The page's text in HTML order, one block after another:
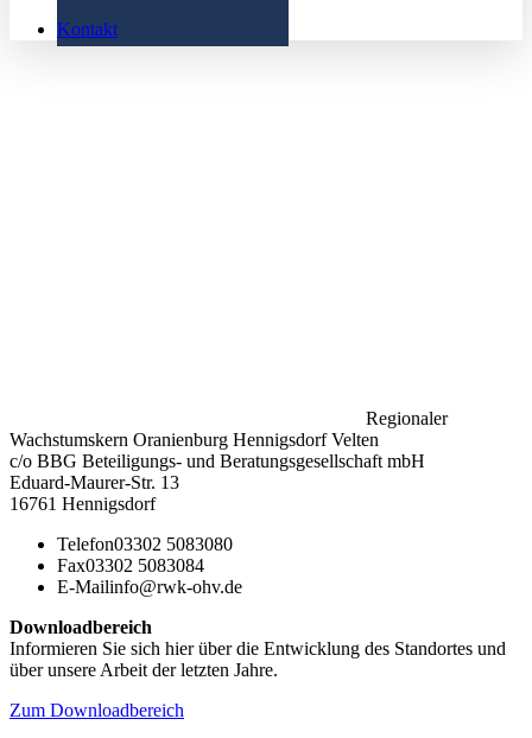
Kontakt
Regionaler
Wachstumskern Oranienburg Hennigsdorf Velten
c/o BBG Beteiligungs- und Beratungsgesellschaft mbH
Eduard-Maurer-Str. 13
16761 Hennigsdorf
Telefon03302 5083080
Fax03302 5083084
E-Mailinfo@rwk-ohv.de
Downloadbereich
Informieren Sie sich hier über die Entwicklung des Standortes und
über unsere Arbeit der letzten Jahre.
Zum Downloadbereich